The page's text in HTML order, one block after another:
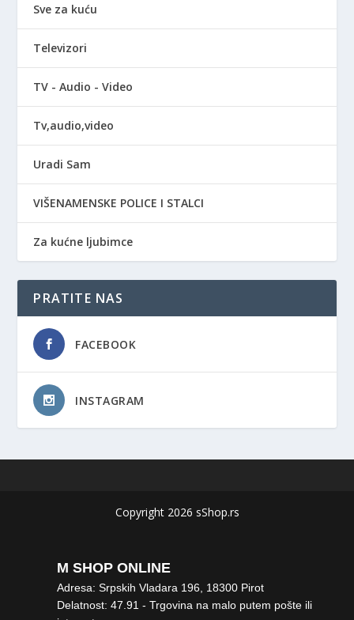
Sve za kuću
Televizori
TV - Audio - Video
Tv,audio,video
Uradi Sam
VIŠENAMENSKE POLICE I STALCI
Za kućne ljubimce
PRATITE NAS
FACEBOOK
INSTAGRAM
Copyright 2026 sShop.rs
M SHOP ONLINE
Adresa: Srpskih Vladara 196, 18300 Pirot
Delatnost: 47.91 - Trgovina na malo putem pošte ili